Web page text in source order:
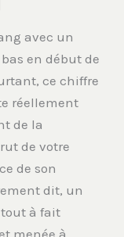
avec un
en début de
ce chiffre
réellement
de la
de votre
de son
dit, un
à fait
menée à